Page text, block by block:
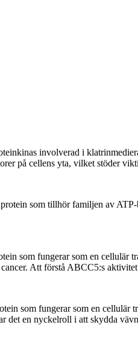
involverad i
på cellens yta, vilket stöder
som tillhör familjen av
som fungerar som en
Att förstå ABCC5:s
som fungerar som en
en nyckelroll i att skydda